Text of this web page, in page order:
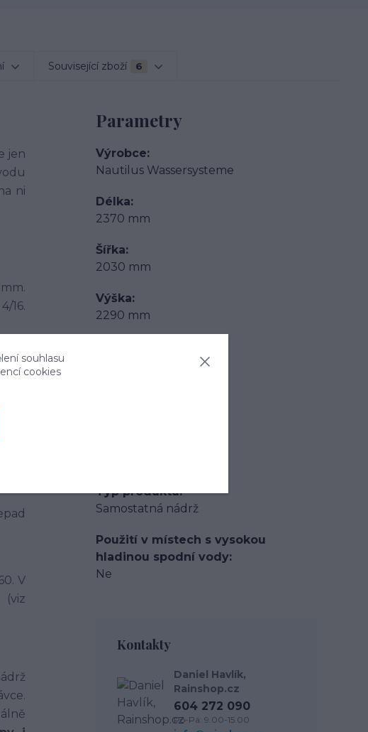
Související zboží 6
jen
ni
16.
m,
V
(viz
Parametry
Výrobce
Nautilus Wassersysteme
Délka
2370 mm
Šířka
2030 mm
Výška
2290 mm
Typ produktu
Samostatná nádrž
Použití v místech s vysokou
hladinou spodní vody
Ne
Kontakty
Daniel Havlík,
Rainshop.cz
604 272 090
Po-Pá: 9.00-15.00
souhlasu
cookies